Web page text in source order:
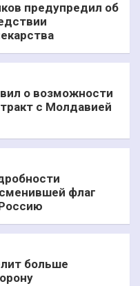
предупредил об
о возможности
с Молдавией
флаг
больше